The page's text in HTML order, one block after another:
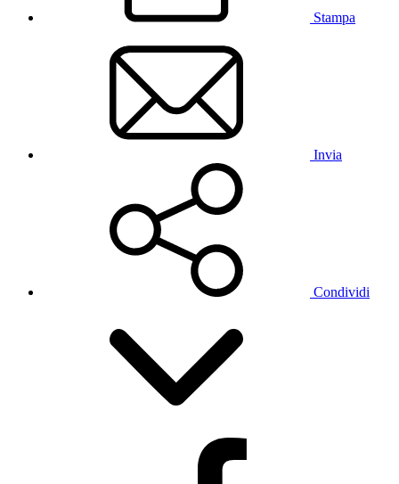
Stampa
Invia
Condividi